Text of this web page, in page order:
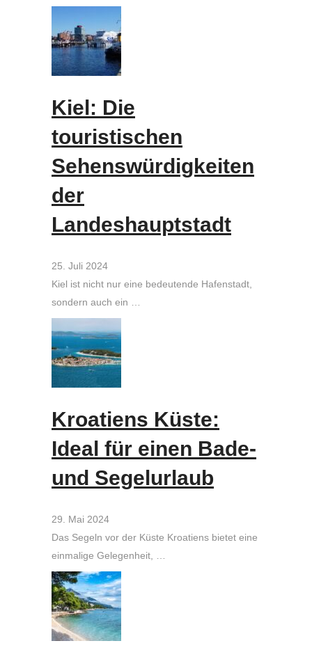
Kiel: Die
touristischen
Sehenswürdigkeiten
der
Landeshauptstadt
25. Juli 2024
Kiel ist nicht nur eine bedeutende Hafenstadt,
sondern auch ein …
Kroatiens Küste:
Ideal für einen Bade-
und Segelurlaub
29. Mai 2024
Das Segeln vor der Küste Kroatiens bietet eine
einmalige Gelegenheit, …